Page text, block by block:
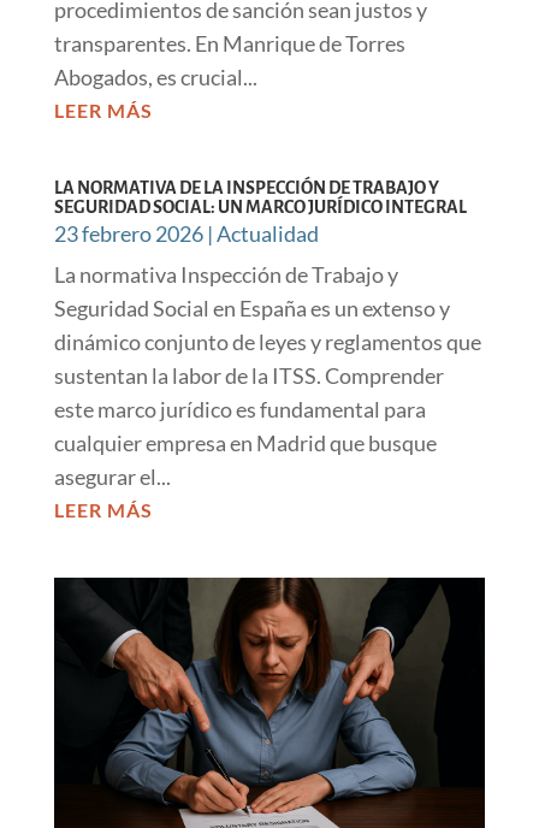
procedimientos de sanción sean justos y
transparentes. En Manrique de Torres
Abogados, es crucial...
LEER MÁS
LA NORMATIVA DE LA INSPECCIÓN DE TRABAJO Y
SEGURIDAD SOCIAL: UN MARCO JURÍDICO INTEGRAL
23 febrero 2026|Actualidad
La normativa Inspección de Trabajo y
Seguridad Social en España es un extenso y
dinámico conjunto de leyes y reglamentos que
sustentan la labor de la ITSS. Comprender
este marco jurídico es fundamental para
cualquier empresa en Madrid que busque
asegurar el...
LEER MÁS